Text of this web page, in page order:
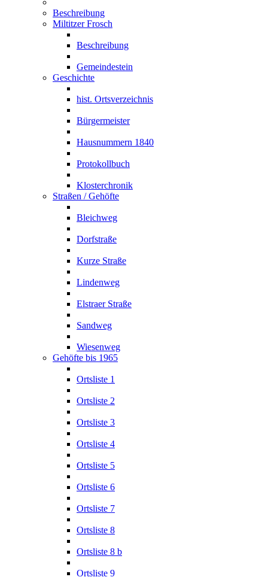
Beschreibung
Miltitzer Frosch
Beschreibung
Gemeindestein
Geschichte
hist. Ortsverzeichnis
Bürgermeister
Hausnummern 1840
Protokollbuch
Klosterchronik
Straßen / Gehöfte
Bleichweg
Dorfstraße
Kurze Straße
Lindenweg
Elstraer Straße
Sandweg
Wiesenweg
Gehöfte bis 1965
Ortsliste 1
Ortsliste 2
Ortsliste 3
Ortsliste 4
Ortsliste 5
Ortsliste 6
Ortsliste 7
Ortsliste 8
Ortsliste 8 b
Ortsliste 9